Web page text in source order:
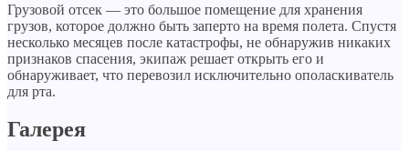
Грузовой отсек — это большое помещение для хранения
грузов, которое должно быть заперто на время полета. Спустя
несколько месяцев после катастрофы, не обнаружив никаких
признаков спасения, экипаж решает открыть его и
обнаруживает, что перевозил исключительно ополаскиватель
для рта.
Галерея